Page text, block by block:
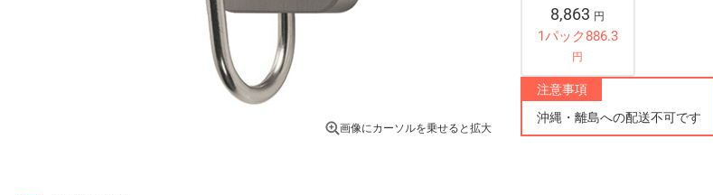
画像にカーソルを乗せると拡大
8,863 円
1パック886.3
円
注意事項
沖縄・離島への配送不可です